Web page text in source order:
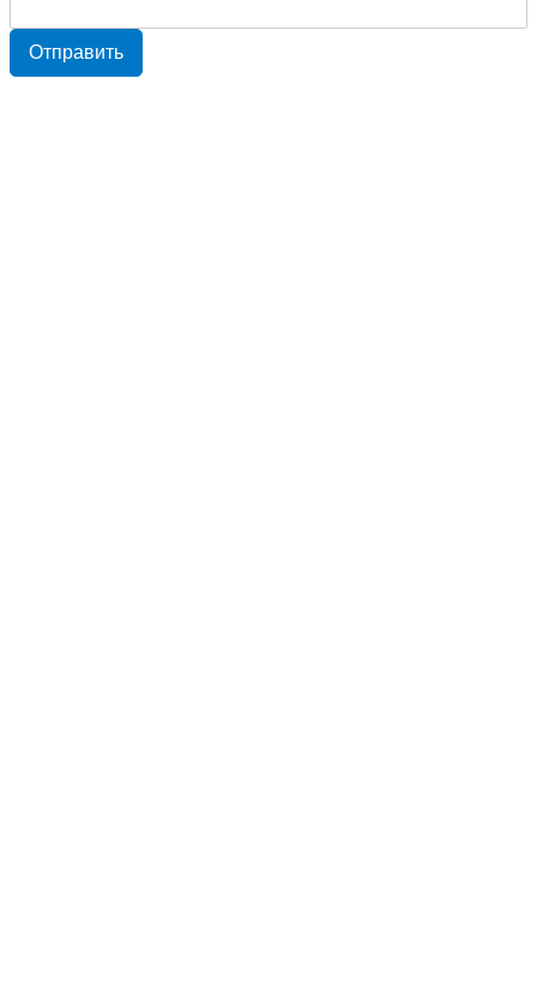
Отправить